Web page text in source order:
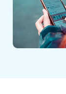
Wie
erfolgreich
Warum und